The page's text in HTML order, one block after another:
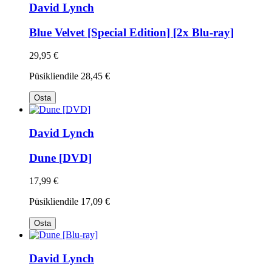
David Lynch
Blue Velvet [Special Edition] [2x Blu-ray]
29,95 €
Püsikliendile 28,45 €
Osta
David Lynch
Dune [DVD]
17,99 €
Püsikliendile 17,09 €
Osta
David Lynch